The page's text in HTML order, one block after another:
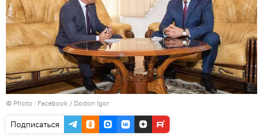
© Photo : Facebook / Dodon Igor
Подписаться